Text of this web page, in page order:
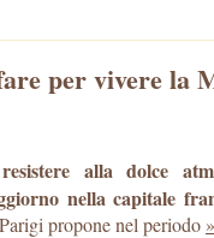
per vivere la
alla dolce
nella capitale
propone nel periodo »